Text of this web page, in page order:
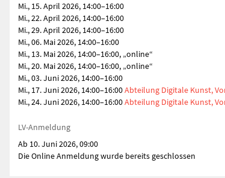
Mi., 15. April 2026, 14:00–16:00
Mi., 22. April 2026, 14:00–16:00
Mi., 29. April 2026, 14:00–16:00
Mi., 06. Mai 2026, 14:00–16:00
Mi., 13. Mai 2026, 14:00–16:00, „online“
Mi., 20. Mai 2026, 14:00–16:00, „online“
Mi., 03. Juni 2026, 14:00–16:00
Mi., 17. Juni 2026, 14:00–16:00Abteilung Digitale Kunst,
Mi., 24. Juni 2026, 14:00–16:00Abteilung Digitale Kunst,
LV-Anmeldung
Ab 10. Juni 2026, 09:00
Die Online Anmeldung wurde bereits geschlossen